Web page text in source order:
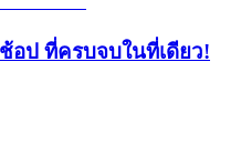
อป ที่ครบจบในที่เดียว!